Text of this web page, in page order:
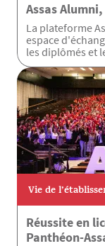
Assas
La plateforme
espace
les diplômés et
Vie de
Réussite en
Panthéon-